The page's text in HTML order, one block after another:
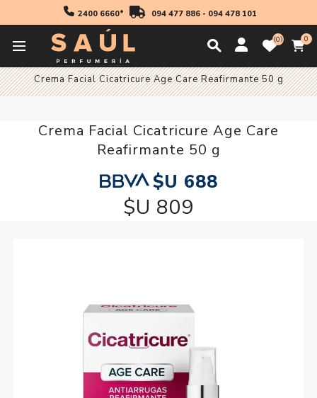
2400 6660* 094 477 886- 094 478 101
0 0
Inicio
Crema Facial Cicatricure Age Care Reafirmante 50 g
Crema Facial Cicatricure Age Care
Reafirmante 50 g
$U 688
$U 809